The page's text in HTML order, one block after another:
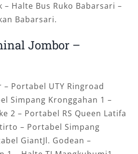
– Halte Bus Ruko Babarsari –
Babarsari.
Jombor –
Portabel UTY Ringroad
Simpang Kronggahan 1 –
2 – Portabel RS Queen Latifa
– Portabel Simpang
GiantJl. Godean –